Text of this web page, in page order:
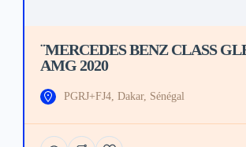
¨MERCEDES BENZ CLASS
AMG 2020
PGRJ+FJ4, Dakar, Sénégal